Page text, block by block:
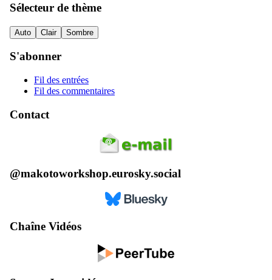
Sélecteur de thème
Auto Clair Sombre
S'abonner
Fil des entrées
Fil des commentaires
Contact
@makotoworkshop.eurosky.social
Chaîne Vidéos